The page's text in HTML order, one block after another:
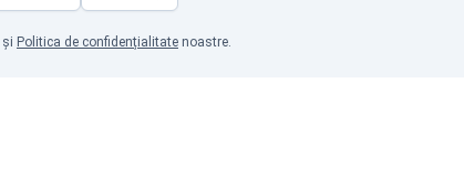
și Politica de confidențialitate noastre.